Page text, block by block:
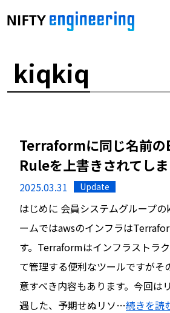
kiqkiq
Terraformに同じ名前
Ruleを上書きされてし
2025.03.31 Update
はじめに 会員システムグループ
ームではawsのインフラは
す。Terraformはインフラストラ
て管理する便利なツールですがそ
意すべき内容もあります。今回は
遇した、予期せぬリソ…続きを読